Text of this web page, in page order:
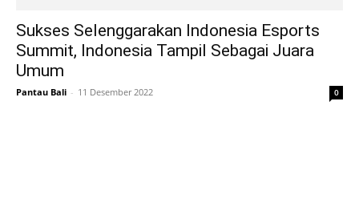
Sukses Selenggarakan Indonesia Esports
Summit, Indonesia Tampil Sebagai Juara
Umum
Pantau Bali - 11 Desember 2022 0